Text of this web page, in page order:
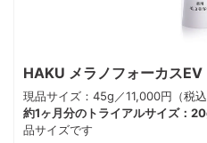
HAKU メラノフォーカスEV
現品サイズ：45g／11,000円（税
約1ヶ月分のトライアルサイズ：
品サイズです